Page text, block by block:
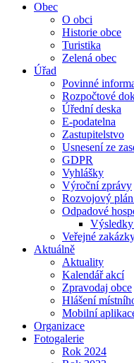
Obec
O obci
Historie obce
Turistika
Zelená obec
Úřad
Povinné
Rozpočtové
Úřední deska
E-podatelna
Zastupitelstvo
Usnesení ze
GDPR
Vyhlášky
Výroční zprávy
Rozvojový
Odpadové
Výsledky
Veřejné
Aktuálně
Aktuality
Kalendář akcí
Zpravodaj obce
Hlášení
Mobilní
Organizace
Fotogalerie
Rok 2024